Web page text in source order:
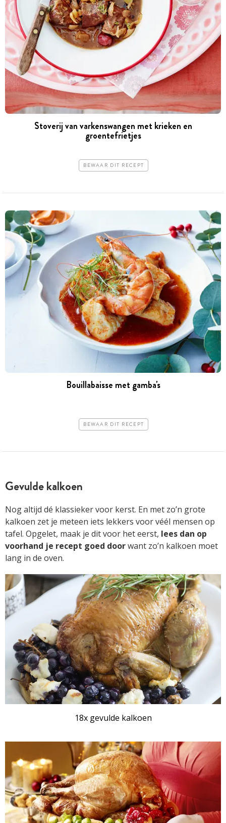
Stoverij van varkenswangen met krieken en
groentefrietjes
BEWAAR DIT RECEPT
Bouillabaisse met gamba's
BEWAAR DIT RECEPT
Gevulde kalkoen
Nog altijd dé klassieker voor kerst. En met zo’n grote
kalkoen zet je meteen iets lekkers voor véél mensen op
tafel. Opgelet, maak je dit voor het eerst, lees dan op
voorhand je recept goed doorwant zo’n kalkoen moet
lang in de oven.
18x gevulde kalkoen